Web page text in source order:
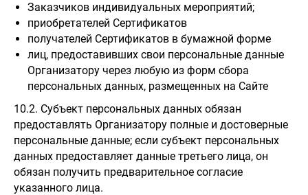
Заказчиков индивидуальных мероприятий;
приобретателей Сертификатов
получателей Сертификатов в бумажной форме
лиц, предоставивших свои персональные данные
Организатору через любую из форм сбора
персональных данных, размещенных на Сайте
10.2. Субъект персональных данных обязан
предоставлять Организатору полные и достоверные
персональные данные; если субъект персональных
данных предоставляет данные третьего лица, он
обязан получить предварительное согласие
указанного лица.